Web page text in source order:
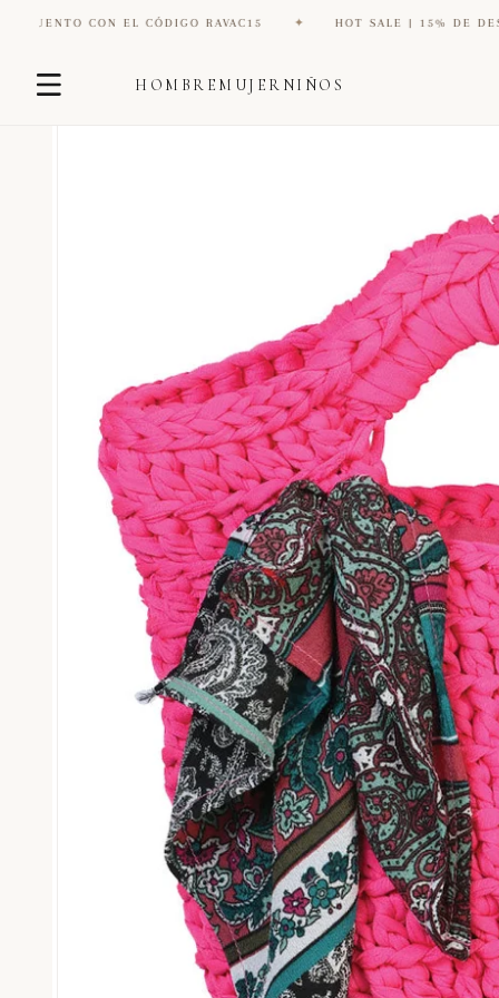
directamente
al contenido
EL CÓDIGO RAVAC15 ✦ HOT SALE | 15% DE DESCUENTO
HOMBRE MUJER NIÑOS
directamente